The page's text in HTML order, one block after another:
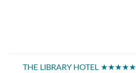
THE LIBRARY HOTEL ★★★★★